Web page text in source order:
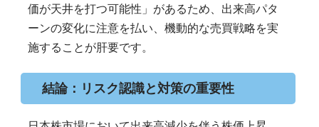
価が天井を打つ可能性」があるため、出来高パタ
ーンの変化に注意を払い、機動的な売買戦略を実
施することが肝要です。
結論：リスク認識と対策の重要性